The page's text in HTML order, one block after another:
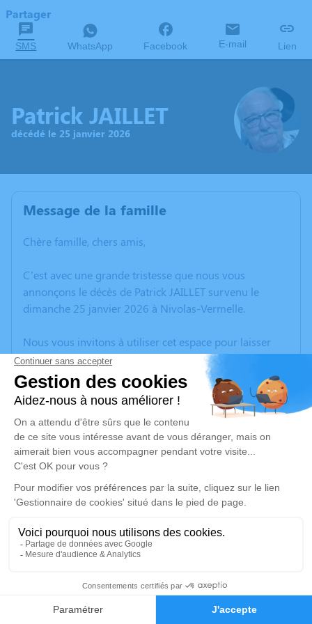
Faire-part Hommages
Partager
SMS WhatsApp Facebook E-mail Lien
Patrick JAILLET
décédé le 25 janvier 2026
Message de la famille
Chère famille, chers amis,
C’est avec une grande tristesse que nous vous
annonçons le décès de Patrick JAILLET survenu le
dimanche 25 janvier 2026 à Nivolas-Vermelle.
Nous vous invitons à utiliser cet espace pour laisser
vos condoléances, partager des photos souvenirs, une
anecdote ou exprimer vos pensées à travers des
poèmes ou des textes. Cet endroit est un lieu
d'expression dédié à honorer la mémoire de Patrick
JAILLET.
Un service de plantation d’arbre hommage est
disponible ici.
Je rends hommage
Cérémonie
CENTRE FUNERAIRE BOUDRIER 31 Rue Lavoisier
38300 Bourgoin Jallieu